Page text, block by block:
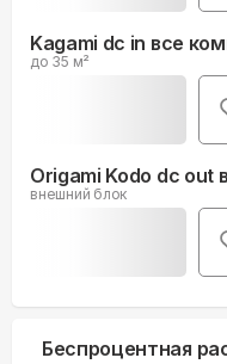
Kagami dc in все
до 35 м²
Origami Kodo dc out
внешний блок
Беспроцентная